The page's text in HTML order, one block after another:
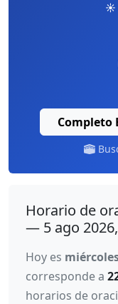
☀️
Completo
Horario de
— 5 ago
Hoy es
corresponde a
horarios de